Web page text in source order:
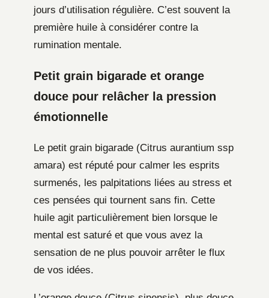
jours d’utilisation régulière. C’est souvent la
première huile à considérer contre la
rumination mentale.
Petit grain bigarade et orange
douce pour relâcher la pression
émotionnelle
Le petit grain bigarade (Citrus aurantium ssp
amara) est réputé pour calmer les esprits
surmenés, les palpitations liées au stress et
ces pensées qui tournent sans fin. Cette
huile agit particulièrement bien lorsque le
mental est saturé et que vous avez la
sensation de ne plus pouvoir arrêter le flux
de vos idées.